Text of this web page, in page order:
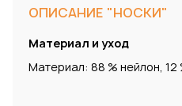
ОПИСАНИЕ "НОСКИ"
Материал и уход
Материал: 88 % нейлон, 12